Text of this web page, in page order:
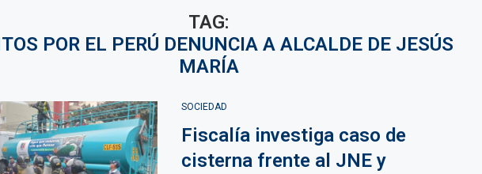
TAG:
POR EL PERÚ DENUNCIA A ALCALDE DE JESÚS
MARÍA
SOCIEDAD
Fiscalía investiga caso de
cisterna frente al JNE y